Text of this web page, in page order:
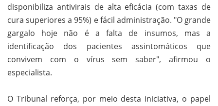
disponibiliza antivirais de alta eficácia (com taxas de
cura superiores a 95%) e fácil administração. "O grande
gargalo hoje não é a falta de insumos, mas a
identificação dos pacientes assintomáticos que
convivem com o vírus sem saber", afirmou o
especialista.
O Tribunal reforça, por meio desta iniciativa, o papel